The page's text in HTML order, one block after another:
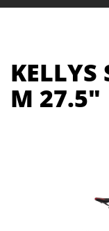
M 27.5"